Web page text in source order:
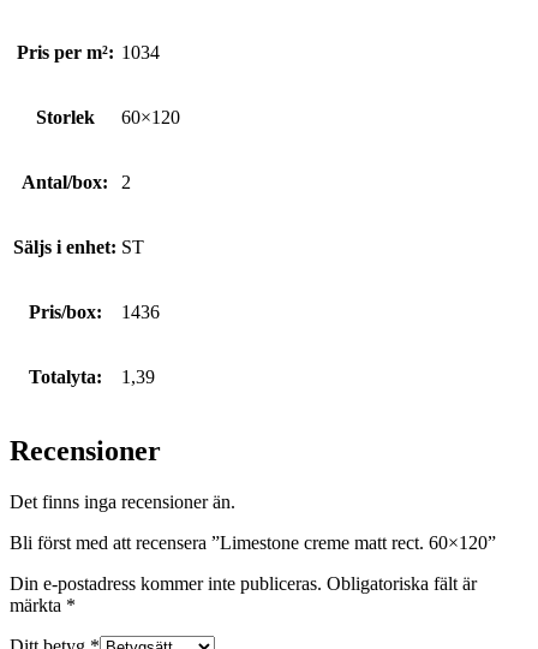
Pris per m²: 1034
Storlek 60×120
Antal/box: 2
Säljs i enhet: ST
Pris/box: 1436
Totalyta: 1,39
Recensioner
Det finns inga recensioner än.
Bli först med att recensera ”Limestone creme matt rect. 60×120”
Din e-postadress kommer inte publiceras. Obligatoriska fält är
märkta *